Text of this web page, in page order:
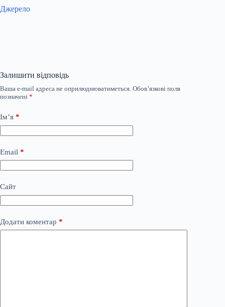
Джерело
Залишити відповідь
Ваша e-mail адреса не оприлюднюватиметься. Обов’язкові поля
позначені *
Ім’я *
Email *
Сайт
Додати коментар *